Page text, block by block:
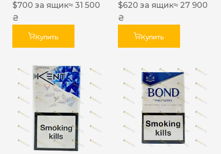
$700 за ящик≈ 31 500
₴
Купить
$620 за ящик≈ 27 900
₴
Купить